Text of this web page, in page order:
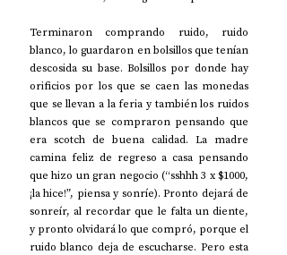
Terminaron comprando ruido, ruido
blanco, lo guardaron en bolsillos que tenían
descosida su base. Bolsillos por donde hay
orificios por los que se caen las monedas
que se llevan a la feria y también los ruidos
blancos que se compraron pensando que
era scotch de buena calidad. La madre
camina feliz de regreso a casa pensando
que hizo un gran negocio (“sshhh 3 x $1000,
¡la hice!”, piensa y sonríe). Pronto dejará de
sonreír, al recordar que le falta un diente,
y pronto olvidará lo que compró, porque el
ruido blanco deja de escucharse. Pero esta